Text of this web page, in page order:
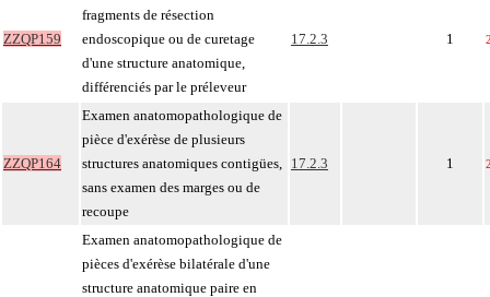
ZZQP159
fragments de résection
endoscopique ou de curetage
d'une structure anatomique,
différenciés par le préleveur
17.2.3 1
ZZQP164
Examen anatomopathologique de
pièce d'exérèse de plusieurs
structures anatomiques contigües,
sans examen des marges ou de
recoupe
17.2.3 1
Examen anatomopathologique de
pièces d'exérèse bilatérale d'une
structure anatomique paire en